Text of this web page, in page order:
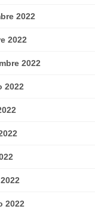
2022
2022
2022
2022
2022